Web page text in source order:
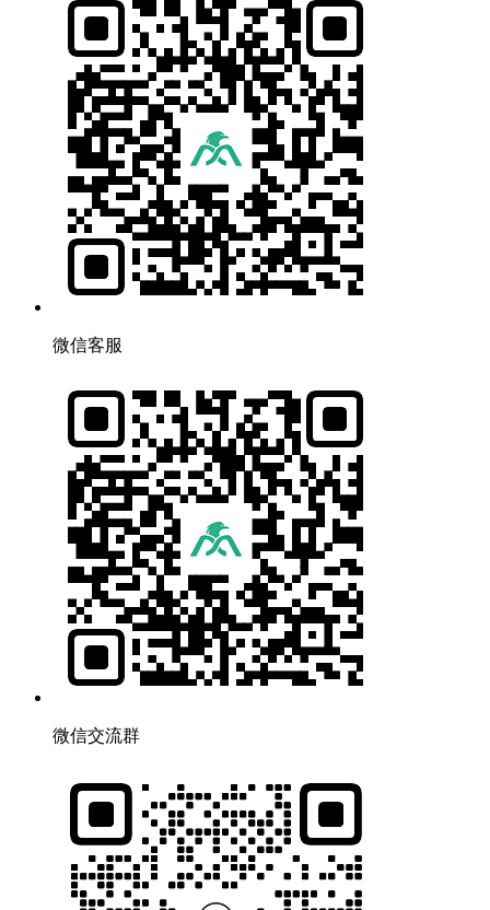
微信客服
微信交流群